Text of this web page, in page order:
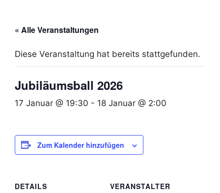
« Alle Veranstaltungen
Diese Veranstaltung hat bereits stattgefunden.
Jubiläumsball 2026
17 Januar @ 19:30 - 18 Januar @ 2:00
Zum Kalender hinzufügen
DETAILS
VERANSTALTER